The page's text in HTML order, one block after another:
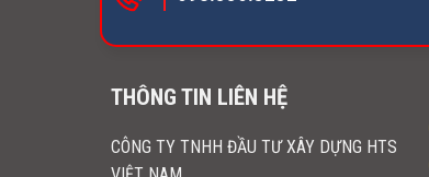
THÔNG TIN LIÊN HỆ
CÔNG TY TNHH ĐẦU TƯ XÂY DỰNG HTS